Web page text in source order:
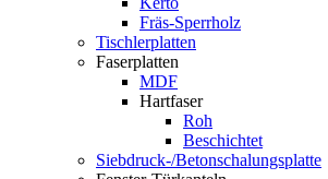
Fräs-Sperrholz
Tischlerplatten
Faserplatten
MDF
Hartfaser
Roh
Beschichtet
Siebdruck-/Betonschalungsplatte